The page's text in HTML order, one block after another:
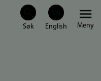
Meny